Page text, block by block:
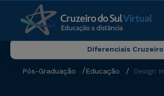
Diferenciais
Pós-Graduação Educação Design